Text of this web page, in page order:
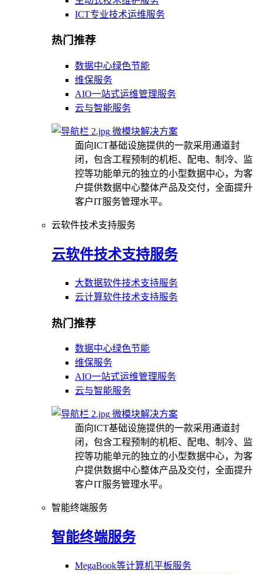
ICT专业技术运维服务
热门推荐
数据中心绿色节能
维保服务
AIO一站式运维管理服务
云与智能服务
微模块解决方案
面向ICT基础设施提供的一款采用通道封
闭，包含工程预制的机柜、配电、制冷、监
控等功能单元的独立的小型数据中心，为客
户提供数据中心整体产品及交付，全面提升
客户IT服务管理水平。
云软件技术支持服务
云软件技术支持服务
大数据软件技术支持服务
云计算软件技术支持服务
热门推荐
数据中心绿色节能
维保服务
AIO一站式运维管理服务
云与智能服务
微模块解决方案
面向ICT基础设施提供的一款采用通道封
闭，包含工程预制的机柜、配电、制冷、监
控等功能单元的独立的小型数据中心，为客
户提供数据中心整体产品及交付，全面提升
客户IT服务管理水平。
智能终端服务
智能终端服务
MegaBook等计算机平板服务